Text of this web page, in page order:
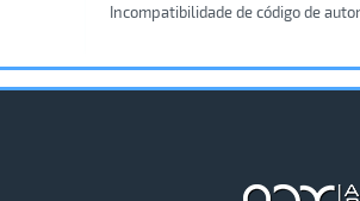
Incompatibilidade de código de